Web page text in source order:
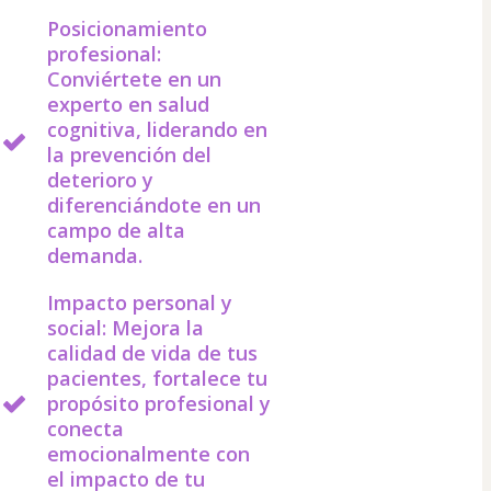
Posicionamiento
profesional:
Conviértete en un
experto en salud
cognitiva, liderando en
la prevención del
deterioro y
diferenciándote en un
campo de alta
demanda.
Impacto personal y
social: Mejora la
calidad de vida de tus
pacientes, fortalece tu
propósito profesional y
conecta
emocionalmente con
el impacto de tu